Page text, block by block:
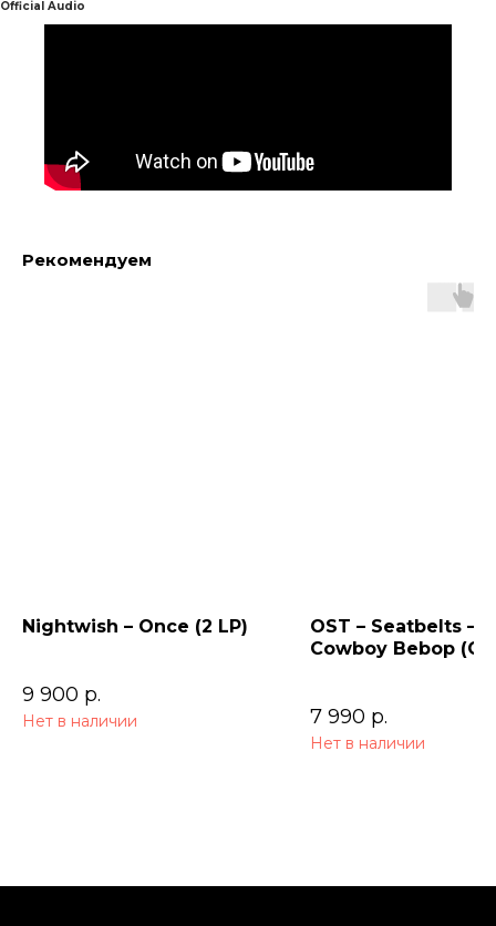
Official Audio
Рекомендуем
Nightwish – Once (2 LP)
9 900 р.
Нет в наличии
OST – Seatbelts –
Cowboy Bebop
7 990 р.
Нет в наличии